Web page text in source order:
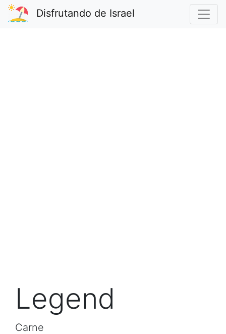
Disfrutando de Israel
Legend
Carne